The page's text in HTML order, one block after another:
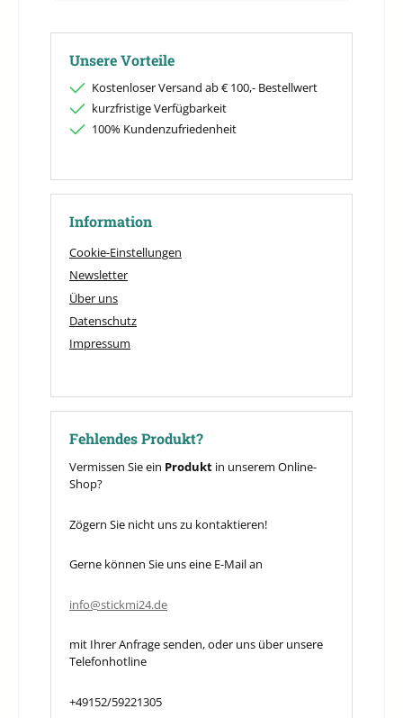
Unsere Vorteile
Kostenloser Versand ab € 100,- Bestellwert
kurzfristige Verfügbarkeit
100% Kundenzufriedenheit
Information
Cookie-Einstellungen
Newsletter
Über uns
Datenschutz
Impressum
Fehlendes Produkt?
Vermissen Sie ein Produkt in unserem Online-
Shop?
Zögern Sie nicht uns zu kontaktieren!
Gerne können Sie uns eine E-Mail an
info@stickmi24.de
mit Ihrer Anfrage senden, oder uns über unsere
Telefonhotline
+49152/59221305